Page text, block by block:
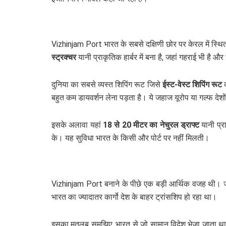
Vizhinjam Port भारत के सबसे दक्षिणी छोर पर केरल में
स्ट्रक्चरयानी प्राकृतिक हार्बर में बना है, जहां गहराई भी है
दुनिया का सबसे व्यस्त शिपिंग रूट जिसेईस्ट-वेस्ट शिपिंग रूट
बहुत कम डायवर्शन लेना पड़ता है। ये जहाज यूरोप या गल्फ
इसके अलावा यहां 18 से 20 मीटर का नेचुरल ड्राफ्टयानी
के। यह सुविधा भारत के किसी और पोर्ट पर नहीं मिलती।
Vizhinjam Port बनाने के पीछे एक बड़ी आर्थिक वजह थी।
भारत का ज्यादातर कार्गो देश के बाहर ट्रांसशिप हो रहा था।